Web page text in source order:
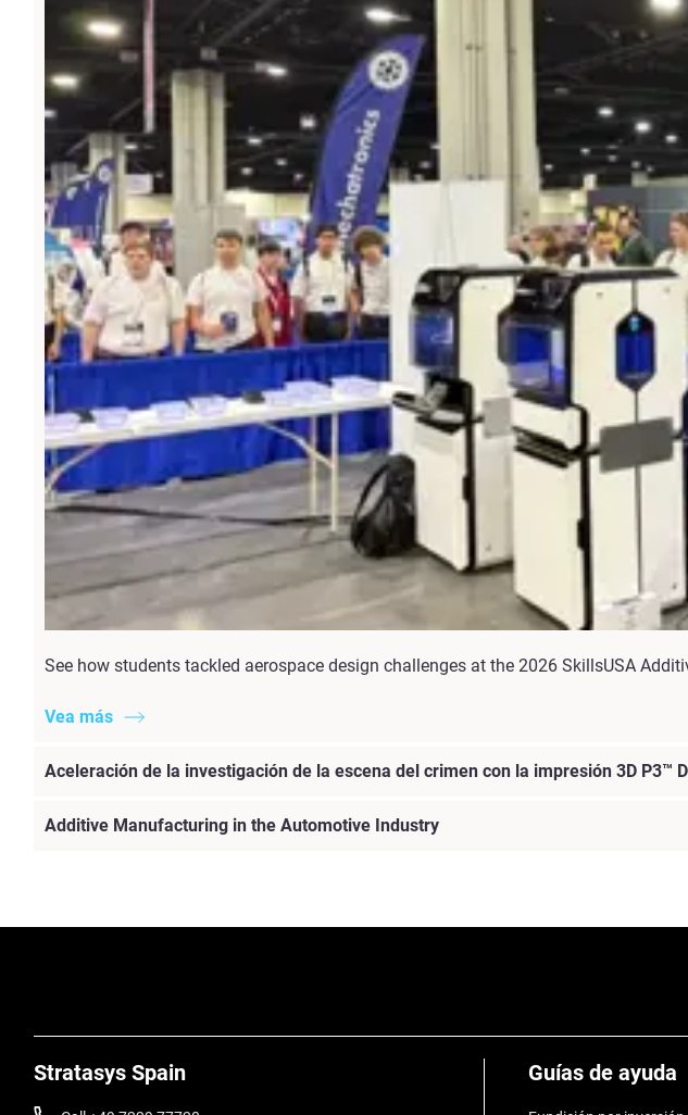
See how students tackled aerospace design challenges at the 2026 SkillsUSA
Vea más
Aceleración de la investigación de la escena del crimen con la impresión 3D P3™
Additive Manufacturing in the Automotive Industry
Stratasys Spain Guías de ayuda